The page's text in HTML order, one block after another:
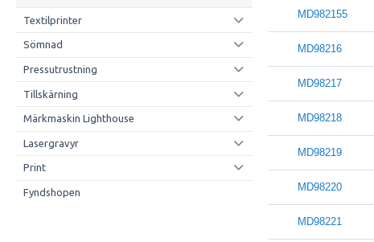
Textilprinter
Sömnad
Pressutrustning
Tillskärning
Märkmaskin Lighthouse
Lasergravyr
Print
Fyndshopen
MD982155
MD98216
MD98217
MD98218
MD98219
MD98220
MD98221